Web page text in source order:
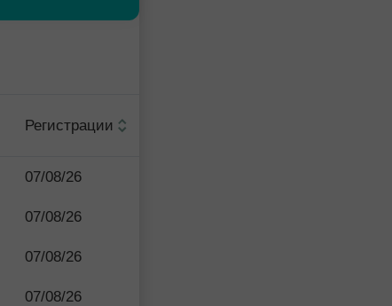
Регистрации
07/08/26
07/08/26
07/08/26
07/08/26